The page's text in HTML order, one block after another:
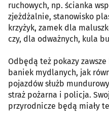
ruchowych, np. ścianka
zjeżdżalnie, stanowisko
krzyżyk, zamek dla
czy, dla odważnych, kula
Odbędą też pokazy
baniek mydlanych, jak
pojazdów służb
straż pożarna i policja.
przyrodnicze będą miały